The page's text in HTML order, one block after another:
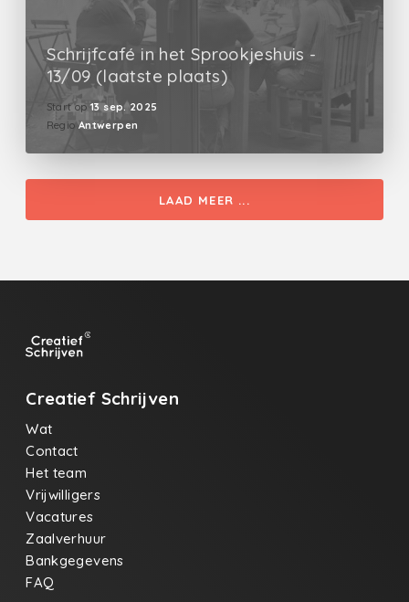
Schrijfcafé in het Sprookjeshuis -
13/09 (laatste plaats)
Start op 13 sep. 2025
Regio Antwerpen
LAAD MEER ...
Creatief Schrijven
Wat
Contact
Het team
Vrijwilligers
Vacatures
Zaalverhuur
Bankgegevens
FAQ